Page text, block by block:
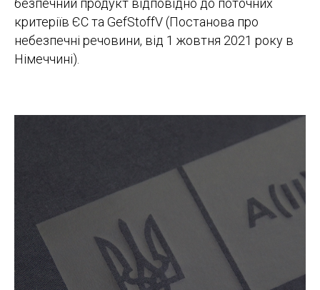
безпечний продукт відповідно до поточних
критеріїв ЄС та GefStoffV (Постанова про
небезпечні речовини, від 1 жовтня 2021 року в
Німеччині).